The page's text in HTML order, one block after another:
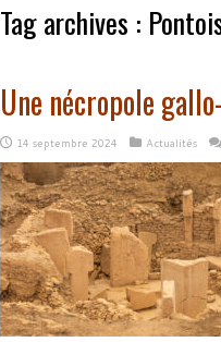
Tag archives :
Une nécropole
14 septembre 2024 Actualités